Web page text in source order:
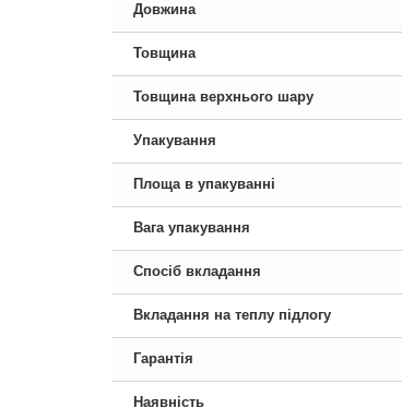
Довжина
Товщина
Товщина верхнього шару
Упакування
Площа в упакуванні
Вага упакування
Спосіб вкладання
Вкладання на теплу підлогу
Гарантія
Наявність